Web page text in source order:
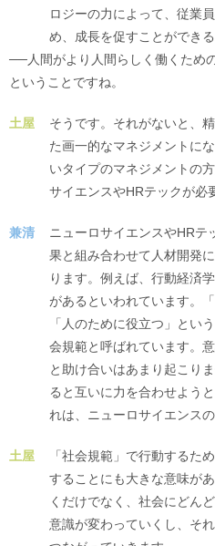
ロジーの力によって、従業
め、成長を促すことができる
──人間がより人間らしく働くため
ということですね。
土屋
そうです。それがないと、
た画一的なマネジメントに
いタイプのマネジメントの
サイエンスやHRテックが必
兼清
ニューロサイエンスやHRテ
果と組み合わせて人材開発
ります。例えば、行動経済
があるといわれています。
「人のために役立つ」とい
会規範と呼ばれています。
と助け合いはあまり起こり
ると互いに力を合わせよう
れは、ニューロサイエンス
土屋
「社会規範」で行動するた
することにも大きな意味が
くだけでなく、社会にどん
意識が変わっていくし、そ